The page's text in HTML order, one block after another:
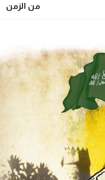
من الزمن